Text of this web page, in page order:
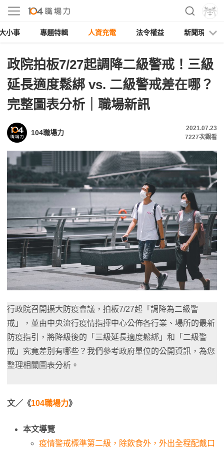
小事 專題特輯 人資充電 法令權益 新聞現場
政院拍板7/27起調降二級警戒！三級
延長適度鬆綁 vs. 二級警戒差在哪？
完整圖表分析｜職場新訊
104職場力
2021.07.23
7227次觀看
行政院召開擴大防疫會議，拍板7/27起「調降為二級警
戒」，並由中央流行疫情指揮中心公佈各行業、場所的最新
防疫指引，將降級後的「三級延長適度鬆綁」和「二級警
戒」究竟差別有哪些？我們參考政府單位的公開資訊，為您
整理相關圖表分析。
文／《104職場力》
本文導覽
疫情警戒標準第二級，除飲食外，外出全程配戴口